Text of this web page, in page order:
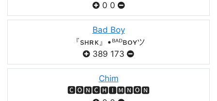
0 0
Bad Boy
『sʜʀᴋ』•ᴮᴬᴰʙᴏʏツ
389 173
Chim
🅲🅾🅽🅲🅷🅸🅼🅽🅾🅽